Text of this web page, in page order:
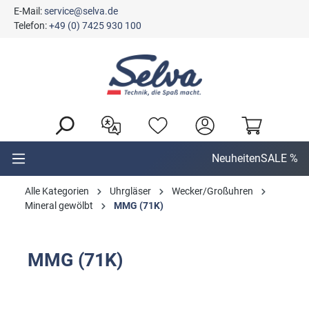
springen
E-Mail:service@selva.de
Telefon:+49 (0) 7425 930 100
NeuheitenSALE %
Alle Kategorien Uhrgläser
Wecker/Großuhren
Mineral gewölbt
MMG (71K)
MMG (71K)